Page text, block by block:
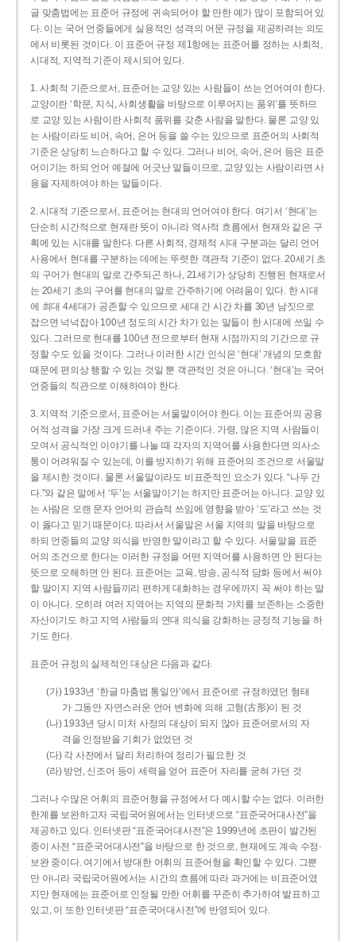
글 맞춤법에는 표준어 규정에 귀속되어야 할 만한 예가 많이 포함되어 있
다. 이는 국어 언중들에게 실용적인 성격의 어문 규정을 제공하려는 의도
에서 비롯된 것이다. 이 표준어 규정 제1항에는 표준어를 정하는 사회적,
시대적, 지역적 기준이 제시되어 있다.
1. 사회적 기준으로서, 표준어는 교양 있는 사람들이 쓰는 언어여야 한다.
교양이란 ‘학문, 지식, 사회생활을 바탕으로 이루어지는 품위’를 뜻하므
로 교양 있는 사람이란 사회적 품위를 갖춘 사람을 말한다. 물론 교양 있
는 사람이라도 비어, 속어, 은어 등을 쓸 수는 있으므로 표준어의 사회적
기준은 상당히 느슨하다고 할 수 있다. 그러나 비어, 속어, 은어 등은 표준
어이기는 하되 언어 예절에 어긋난 말들이므로, 교양 있는 사람이라면 사
용을 자제하여야 하는 말들이다.
2. 시대적 기준으로서, 표준어는 현대의 언어여야 한다. 여기서 ‘현대’는
단순히 시간적으로 현재란 뜻이 아니라 역사적 흐름에서 현재와 같은 구
획에 있는 시대를 말한다. 다른 사회적, 경제적 시대 구분과는 달리 언어
사용에서 현대를 구분하는 데에는 뚜렷한 객관적 기준이 없다. 20세기 초
의 구어가 현대의 말로 간주되곤 하나, 21세기가 상당히 진행된 현재로서
는 20세기 초의 구어를 현대의 말로 간주하기에 어려움이 있다. 한 시대
에 최대 4세대가 공존할 수 있으므로 세대 간 시간 차를 30년 남짓으로
잡으면 넉넉잡아 100년 정도의 시간 차가 있는 말들이 한 시대에 쓰일 수
있다. 그러므로 현대를 100년 전으로부터 현재 시점까지의 기간으로 규
정할 수도 있을 것이다. 그러나 이러한 시간 인식은 ‘현대’ 개념의 모호함
때문에 편의상 행할 수 있는 것일 뿐 객관적인 것은 아니다. ‘현대’는 국어
언중들의 직관으로 이해하여야 한다.
3. 지역적 기준으로서, 표준어는 서울말이어야 한다. 이는 표준어의 공용
어적 성격을 가장 크게 드러내 주는 기준이다. 가령, 많은 지역 사람들이
모여서 공식적인 이야기를 나눌 때 각자의 지역어를 사용한다면 의사소
통이 어려워질 수 있는데, 이를 방지하기 위해 표준어의 조건으로 서울말
을 제시한 것이다. 물론 서울말이라도 비표준적인 요소가 있다. “나두 간
다.”와 같은 말에서 ‘두’는 서울말이기는 하지만 표준어는 아니다. 교양 있
는 사람은 오랜 문자 언어의 관습적 쓰임에 영향을 받아 ‘도’라고 쓰는 것
이 옳다고 믿기 때문이다. 따라서 서울말은 서울 지역의 말을 바탕으로
하되 언중들의 교양 의식을 반영한 말이라고 할 수 있다. 서울말을 표준
어의 조건으로 한다는 이러한 규정을 어떤 지역어를 사용하면 안 된다는
뜻으로 오해하면 안 된다. 표준어는 교육, 방송, 공식적 담화 등에서 써야
할 말이지 지역 사람들끼리 편하게 대화하는 경우에까지 꼭 써야 하는 말
이 아니다. 오히려 여러 지역어는 지역의 문화적 가치를 보존하는 소중한
자산이기도 하고 지역 사람들의 연대 의식을 강화하는 긍정적 기능을 하
기도 한다.
표준어 규정의 실제적인 대상은 다음과 같다.
(가) 1933년 ‘한글 마춤법 통일안’에서 표준어로 규정하였던 형태
가 그동안 자연스러운 언어 변화에 의해 고형(古形)이 된 것
(나) 1933년 당시 미처 사정의 대상이 되지 않아 표준어로서의 자
격을 인정받을 기회가 없었던 것
(다) 각 사전에서 달리 처리하여 정리가 필요한 것
(라) 방언, 신조어 등이 세력을 얻어 표준어 자리를 굳혀 가던 것
그러나 수많은 어휘의 표준어형을 규정에서 다 예시할 수는 없다. 이러한
한계를 보완하고자 국립국어원에서는 인터넷으로 “표준국어대사전”을
제공하고 있다. 인터넷판 “표준국어대사전”은 1999년에 초판이 발간된
종이 사전 “표준국어대사전”을 바탕으로 한 것으로, 현재에도 계속 수정·
보완 중이다. 여기에서 방대한 어휘의 표준어형을 확인할 수 있다. 그뿐
만 아니라 국립국어원에서는 시간의 흐름에 따라 과거에는 비표준어였
지만 현재에는 표준어로 인정될 만한 어휘를 꾸준히 추가하여 발표하고
있고, 이 또한 인터넷판 “표준국어대사전”에 반영되어 있다.